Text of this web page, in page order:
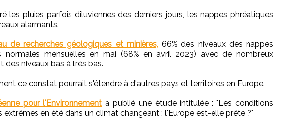
les pluies parfois diluviennes des derniers jours, les nappes phréatiques
alarmants.
de recherches géologiques et minières,66% des niveaux des nappes
normales mensuelles en mai (68% en avril 2023) avec de nombreux
des niveaux bas à très bas.
ce constat pourrait s'étendre à d'autres pays et territoires en Europe.
pour l'Environnement a publié une étude intitulée : "Les conditions
en été dans un climat changeant : l'Europe est-elle prête ?"